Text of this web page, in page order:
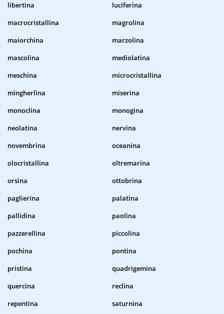
libertina
luciferina
macrocristallina
magrolina
maiorchina
marzolina
mascolina
mediolatina
meschina
microcristallina
mingherlina
miserina
monoclina
monogina
neolatina
nervina
novembrina
oceanina
olocristallina
oltremarina
orsina
ottobrina
paglierina
palatina
pallidina
paolina
pazzerellina
piccolina
pochina
pontina
pristina
quadrigemina
quercina
reclina
repentina
saturnina